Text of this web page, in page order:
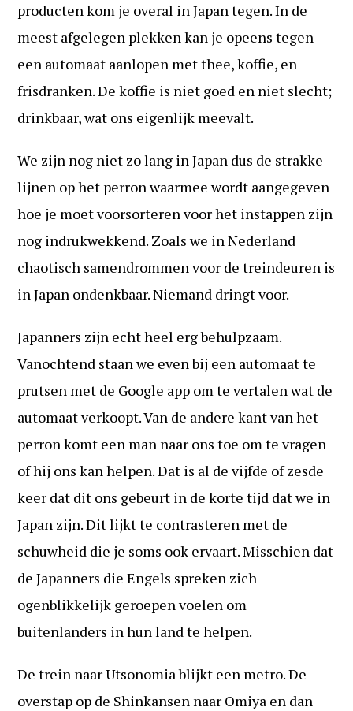
producten kom je overal in Japan tegen. In de
meest afgelegen plekken kan je opeens tegen
een automaat aanlopen met thee, koffie, en
frisdranken. De koffie is niet goed en niet slecht;
drinkbaar, wat ons eigenlijk meevalt.
We zijn nog niet zo lang in Japan dus de strakke
lijnen op het perron waarmee wordt aangegeven
hoe je moet voorsorteren voor het instappen zijn
nog indrukwekkend. Zoals we in Nederland
chaotisch samendrommen voor de treindeuren is
in Japan ondenkbaar. Niemand dringt voor.
Japanners zijn echt heel erg behulpzaam.
Vanochtend staan we even bij een automaat te
prutsen met de Google app om te vertalen wat de
automaat verkoopt. Van de andere kant van het
perron komt een man naar ons toe om te vragen
of hij ons kan helpen. Dat is al de vijfde of zesde
keer dat dit ons gebeurt in de korte tijd dat we in
Japan zijn. Dit lijkt te contrasteren met de
schuwheid die je soms ook ervaart. Misschien dat
de Japanners die Engels spreken zich
ogenblikkelijk geroepen voelen om
buitenlanders in hun land te helpen.
De trein naar Utsonomia blijkt een metro. De
overstap op de Shinkansen naar Omiya en dan